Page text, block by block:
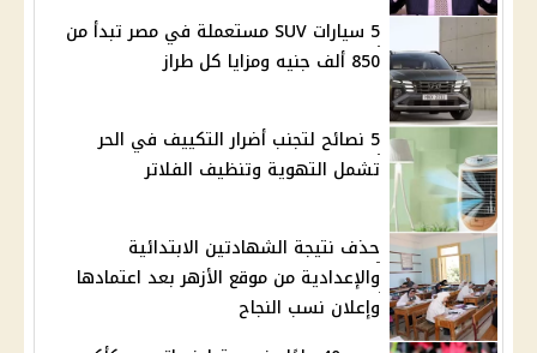
5 سيارات SUV مستعملة في مصر تبدأ من
850 ألف جنيه ومزايا كل طراز
5 نصائح لتجنب أضرار التكييف في الحر
تشمل التهوية وتنظيف الفلاتر
حذف نتيجة الشهادتين الابتدائية
والإعدادية من موقع الأزهر بعد اعتمادها
وإعلان نسب النجاح